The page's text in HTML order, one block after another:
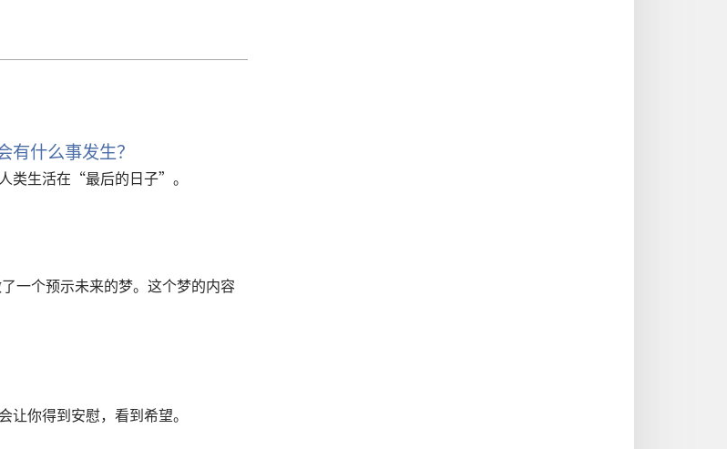
什么事发生？
类生活在“最后的日子”。
一个预示未来的梦。这个梦的内容
你得到安慰，看到希望。